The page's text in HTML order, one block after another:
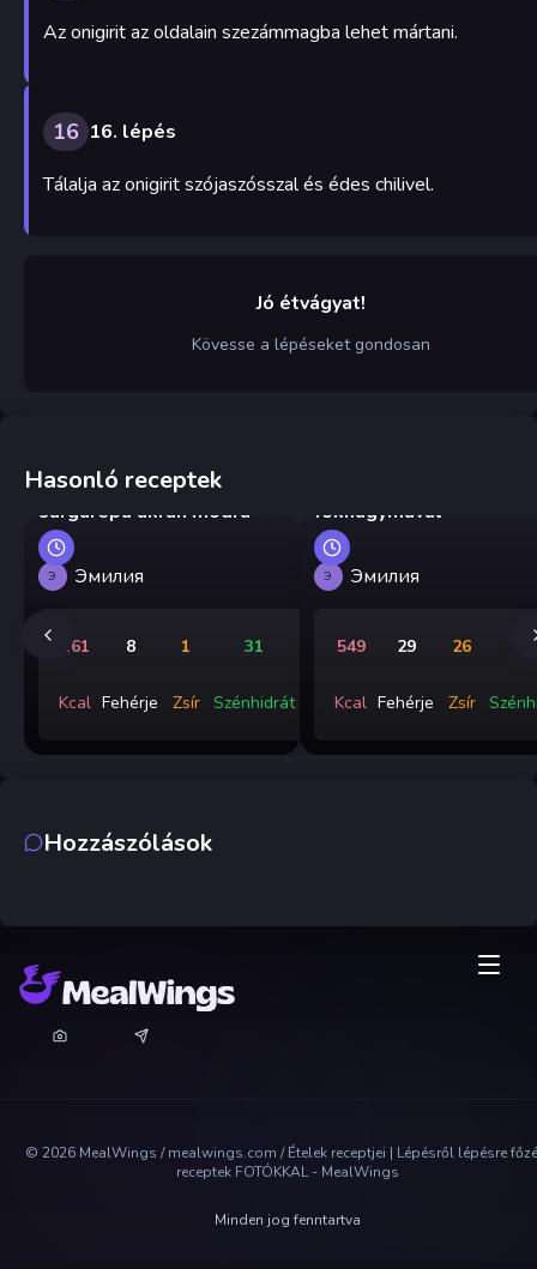
Az onigirit az oldalain szezámmagba lehet mártani.
16 16. lépés
Tálalja az onigirit szójaszósszal és édes chilivel.
Jó étvágyat!
Kövesse a lépéseket gondosan
Hasonló receptek
Kovászos uborka és
sárgarépa ukrán módra
Э Эмилия
161
Kcal
8
Fehérje
1
Zsír
31
Szénhidrát
fokhagymával
Э Эмилия
549
Kcal
29
Fehérje
26
Zsír
Hozzászólások
© 2026 MealWings / mealwings.com /Ételek receptjei | Lépésről lépésre
receptek FOTÓKKAL - MealWings
Minden jog fenntartva